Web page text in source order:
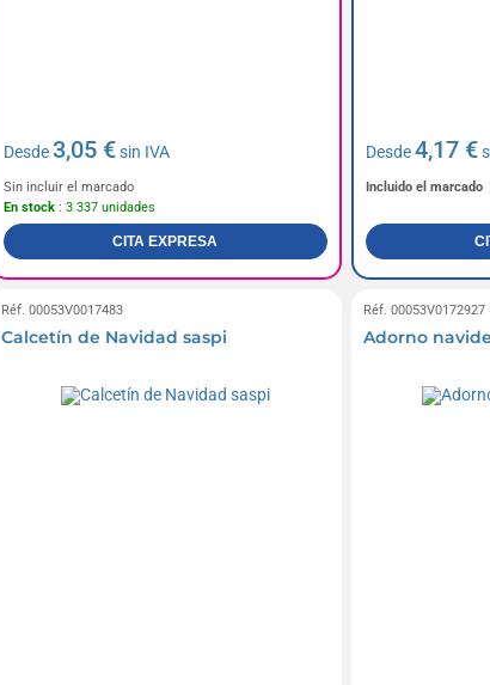
Desde3,05 €sin IVA
Sin incluir el marcado
En stock : 3 337 unidades
CITA EXPRESA
Desde4,17 €
Incluido el marcado
Réf. 00053V0017483
Calcetín de Navidad saspi
Réf. 00053V0172927
Adorno